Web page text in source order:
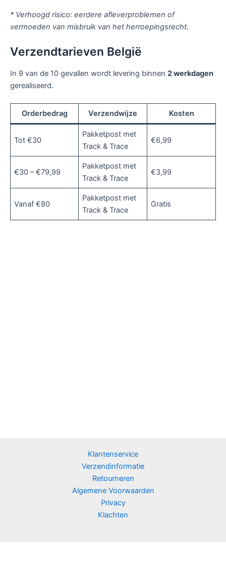
* Verhoogd risico: eerdere afleverproblemen of
vermoeden van misbruik van het herroepingsrecht.
Verzendtarieven België
In 9 van de 10 gevallen wordt levering binnen 2 werkdagen
gerealiseerd.
Orderbedrag Verzendwijze Kosten
Tot €30
Pakketpost met
Track & Trace
€6,99
€30 – €79,99
Pakketpost met
Track & Trace
€3,99
Vanaf €80
Pakketpost met
Track & Trace
Gratis
Klantenservice
Verzendinformatie
Retourneren
Algemene Voorwaarden
Privacy
Klachten